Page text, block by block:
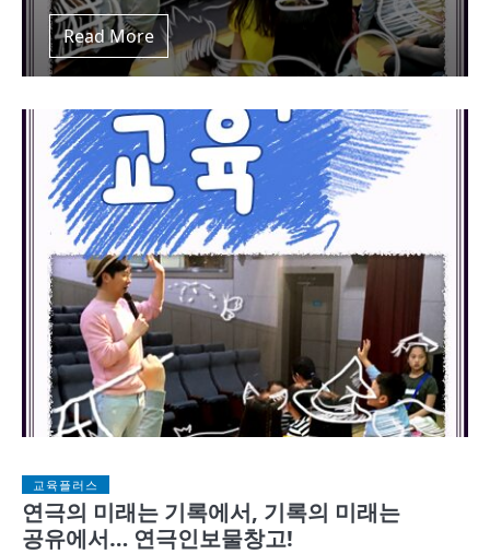
Read More
교육플러스
연극의 미래는 기록에서, 기록의 미래는
공유에서… 연극인보물창고!